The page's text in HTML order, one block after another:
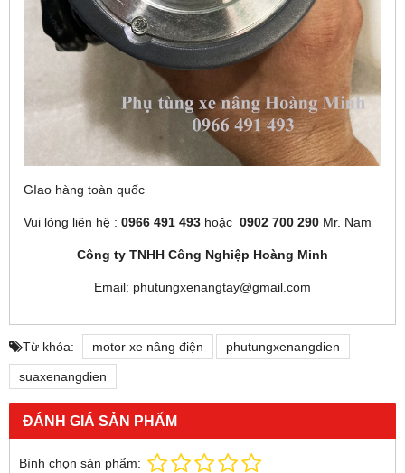
GIao hàng toàn quốc
Vui lòng liên hệ : 0966 491 493 hoặc 0902 700 290 Mr. Nam
Công ty TNHH Công Nghiệp Hoàng Minh
Email: phutungxenangtay@gmail.com
Từ khóa: motor xe nâng điện phutungxenangdien
suaxenangdien
ĐÁNH GIÁ SẢN PHẨM
Bình chọn sản phẩm: